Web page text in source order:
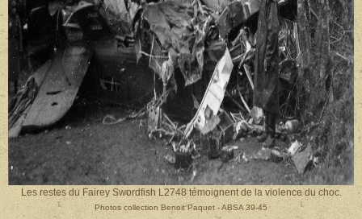
Les restes du Fairey Swordfish L2748 témoignent de la violence du choc.
Photos collection Benoit Paquet - ABSA 39-45